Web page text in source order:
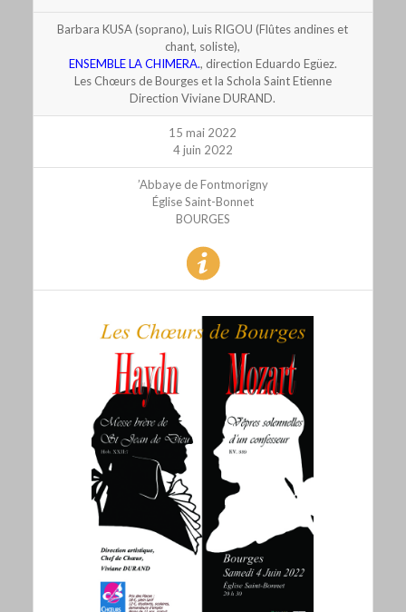
Barbara KUSA (soprano), Luis RIGOU (Flûtes andines et
chant, soliste),
ENSEMBLE LA CHIMERA., direction Eduardo Egüez.
Les Chœurs de Bourges et la Schola Saint Etienne
Direction Viviane DURAND.
15 mai 2022
4 juin 2022
’Abbaye de Fontmorigny
Église Saint-Bonnet
BOURGES